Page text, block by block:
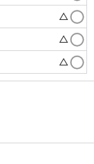
△
△
△